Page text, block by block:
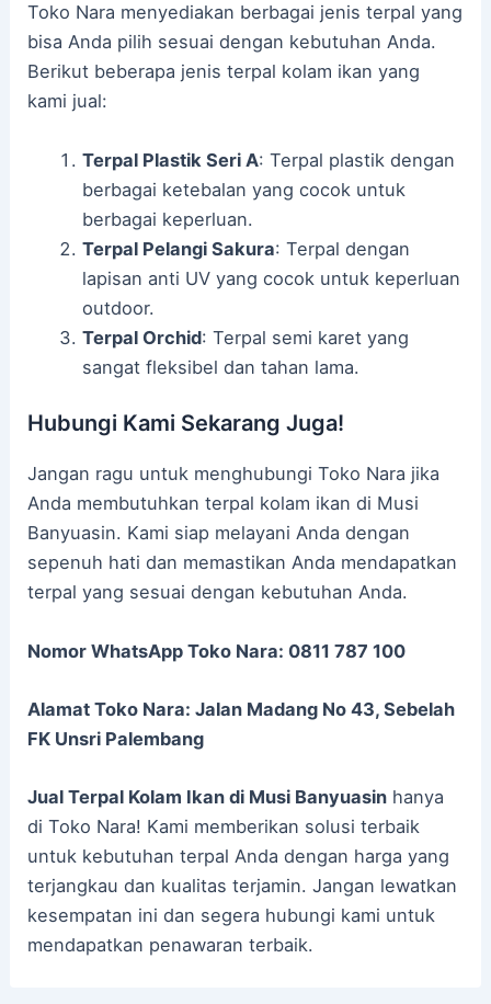
Toko Nara menyediakan berbagai jenis terpal yang
bisa Anda pilih sesuai dengan kebutuhan Anda.
Berikut beberapa jenis terpal kolam ikan yang
kami jual:
Terpal Plastik Seri A: Terpal plastik dengan
berbagai ketebalan yang cocok untuk
berbagai keperluan.
Terpal Pelangi Sakura: Terpal dengan
lapisan anti UV yang cocok untuk keperluan
outdoor.
Terpal Orchid: Terpal semi karet yang
sangat fleksibel dan tahan lama.
Hubungi Kami Sekarang Juga!
Jangan ragu untuk menghubungi Toko Nara jika
Anda membutuhkan terpal kolam ikan di Musi
Banyuasin. Kami siap melayani Anda dengan
sepenuh hati dan memastikan Anda mendapatkan
terpal yang sesuai dengan kebutuhan Anda.
Nomor WhatsApp Toko Nara: 0811 787 100
Alamat Toko Nara: Jalan Madang No 43, Sebelah
FK Unsri Palembang
Jual Terpal Kolam Ikan di Musi Banyuasin hanya
di Toko Nara! Kami memberikan solusi terbaik
untuk kebutuhan terpal Anda dengan harga yang
terjangkau dan kualitas terjamin. Jangan lewatkan
kesempatan ini dan segera hubungi kami untuk
mendapatkan penawaran terbaik.